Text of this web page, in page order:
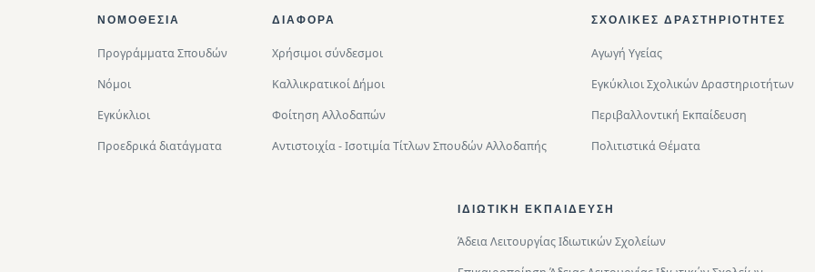
Footer Top
ΝΟΜΟΘΕΣΊΑ
Προγράμματα Σπουδών
Νόμοι
Εγκύκλιοι
Προεδρικά διατάγματα
ΔΙΑΦΟΡΑ
Χρήσιμοι σύνδεσμοι
Καλλικρατικοί Δήμοι
Φοίτηση Αλλοδαπών
Αντιστοιχία - Ισοτιμία Τίτλων Σπουδών Αλλοδαπής
ΣΧΟΛΙΚΈΣ ΔΡΑΣΤΗΡΙΌΤΗΤΕΣ
Αγωγή Υγείας
Εγκύκλιοι Σχολικών Δραστηριοτήτων
Περιβαλλοντική Eκπαίδευση
Πολιτιστικά Θέματα
ΙΔΙΩΤΙΚΉ ΕΚΠΑΊΔΕΥΣΗ
Άδεια Λειτουργίας Ιδιωτικών Σχολείων